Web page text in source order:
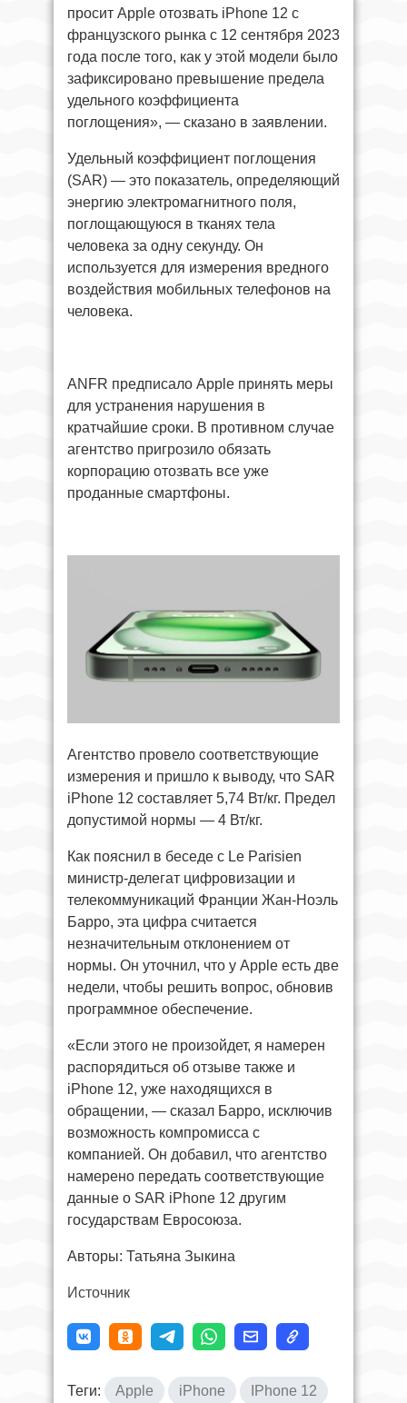
просит Apple отозвать iPhone 12 с
французского рынка с 12 сентября 2023
года после того, как у этой модели было
зафиксировано превышение предела
удельного коэффициента
поглощения», — сказано в заявлении.
Удельный коэффициент поглощения
(SAR) — это показатель, определяющий
энергию электромагнитного поля,
поглощающуюся в тканях тела
человека за одну секунду. Он
используется для измерения вредного
воздействия мобильных телефонов на
человека.
ANFR предписало Apple принять меры
для устранения нарушения в
кратчайшие сроки. В противном случае
агентство пригрозило обязать
корпорацию отозвать все уже
проданные смартфоны.
Агентство провело соответствующие
измерения и пришло к выводу, что SAR
iPhone 12 составляет 5,74 Вт/кг. Предел
допустимой нормы — 4 Вт/кг.
Как пояснил в беседе с Le Parisien
министр-делегат цифровизации и
телекоммуникаций Франции Жан-Ноэль
Барро, эта цифра считается
незначительным отклонением от
нормы. Он уточнил, что у Apple есть две
недели, чтобы решить вопрос, обновив
программное обеспечение.
«Если этого не произойдет, я намерен
распорядиться об отзыве также и
iPhone 12, уже находящихся в
обращении, — сказал Барро, исключив
возможность компромисса с
компанией. Он добавил, что агентство
намерено передать соответствующие
данные о SAR iPhone 12 другим
государствам Евросоюза.
Авторы: Татьяна Зыкина
Источник
Теги: Apple iPhone IPhone 12